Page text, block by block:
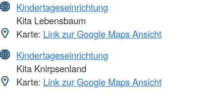
Kindertageseinrichtung
Kita Lebensbaum
Karte: Link zur Google Maps Ansicht
Kindertageseinrichtung
Kita Knirpsenland
Karte: Link zur Google Maps Ansicht